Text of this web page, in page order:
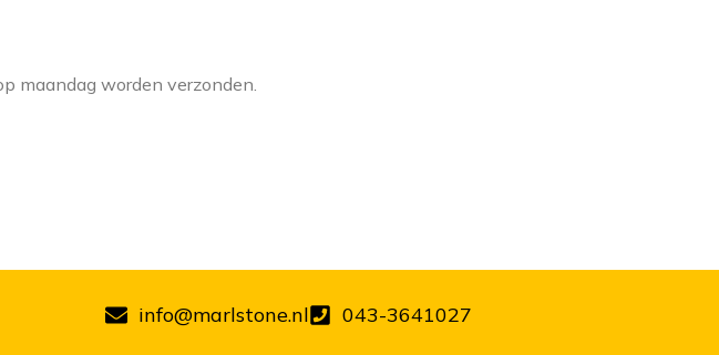
maandag worden verzonden.
info@marlstone.nl 043-3641027